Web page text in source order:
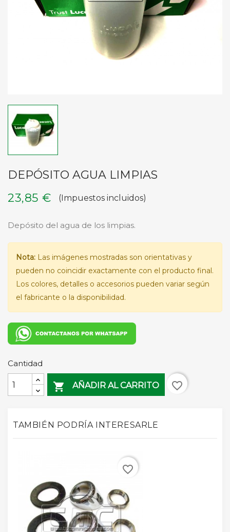
DEPÓSITO AGUA LIMPIAS
23,85 €
(Impuestos incluidos)
Depósito del agua de los limpias.
Nota: Las imágenes mostradas son orientativas y
pueden no coincidir exactamente con el producto final.
Los colores, detalles o accesorios pueden variar según
el fabricante o la disponibilidad.
Cantidad
 AÑADIR AL CARRITO favorite_border
TAMBIÉN PODRÍA INTERESARLE
favorite_border